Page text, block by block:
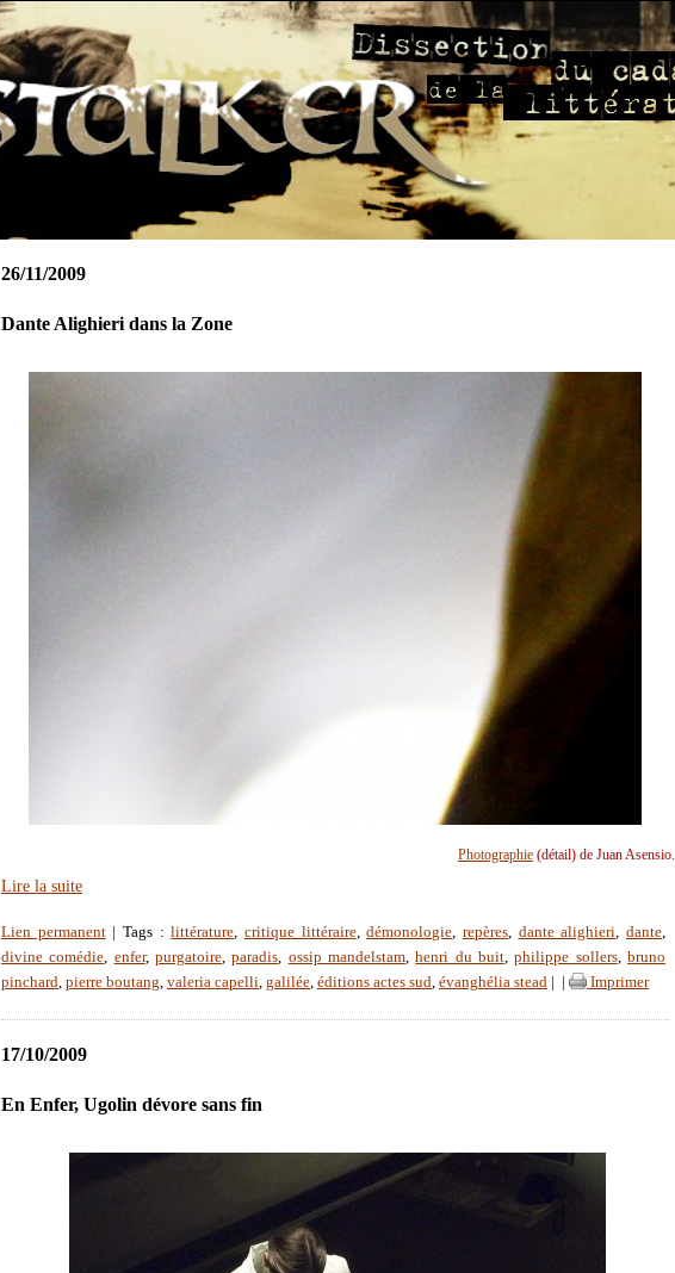
26/11/2009
Dante Alighieri dans la Zone
Photographie(détail) de Juan Asensio.
Lire la suite
Lien permanent| Tags :littérature, critique littéraire,démonologie, repères, dante alighieri, dante,
divine comédie, enfer, purgatoire,paradis, ossip mandelstam,henri du buit,philippe sollers, bruno
pinchard, pierre boutang, valeria capelli, galilée, éditions actes sud, évanghélia stead Imprimer
17/10/2009
En Enfer, Ugolin dévore sans fin